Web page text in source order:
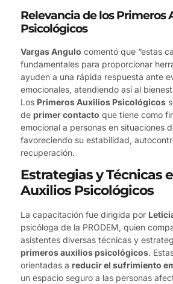
Relevancia de los Primeros
Psicológicos
Vargas Angulo comentó que “estas
fundamentales para proporcionar
ayuden a una rápida respuesta ante
emocionales, atendiendo así al
Los Primeros Auxilios Psicológicos
de primer contacto que tiene como
emocional a personas en situaciones
favoreciendo su estabilidad,
recuperación.
Estrategias y Técnicas
Auxilios Psicológicos
La capacitación fue dirigida por
psicóloga de la PRODEM, quien
asistentes diversas técnicas y
primeros auxilios psicológicos.
orientadas a reducir el sufrimiento
un espacio seguro a las personas